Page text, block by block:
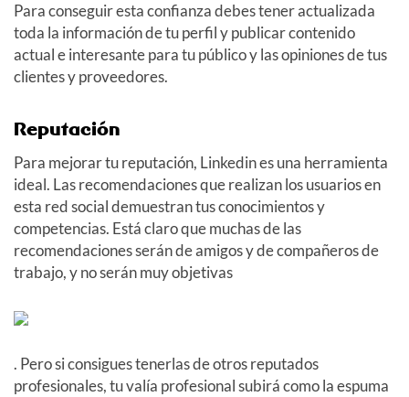
Para conseguir esta confianza debes tener actualizada
toda la información de tu perfil y publicar contenido
actual e interesante para tu público y las opiniones de tus
clientes y proveedores.
Reputación
Para mejorar tu reputación, Linkedin es una herramienta
ideal. Las recomendaciones que realizan los usuarios en
esta red social demuestran tus conocimientos y
competencias. Está claro que muchas de las
recomendaciones serán de amigos y de compañeros de
trabajo, y no serán muy objetivas
. Pero si consigues tenerlas de otros reputados
profesionales, tu valía profesional subirá como la espuma